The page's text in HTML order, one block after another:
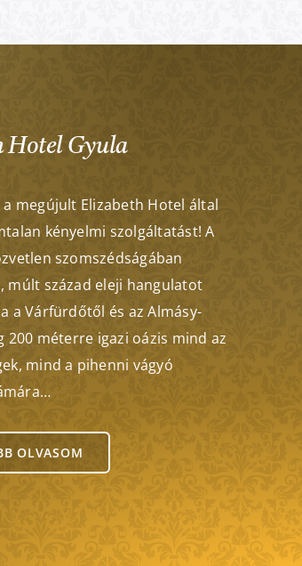
Hotel Gyula
a megújult Elizabeth Hotel által
kényelmi szolgáltatást! A
szomszédságában
múlt század eleji hangulatot
a Várfürdőtől és az Almásy-
200 méterre igazi oázis mind az
mind a pihenni vágyó
OLVASOM